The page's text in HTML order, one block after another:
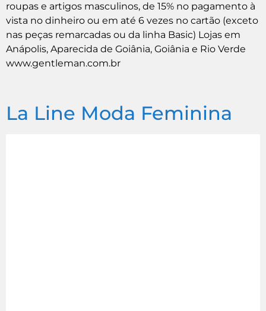
roupas e artigos masculinos, de 15% no pagamento à
vista no dinheiro ou em até 6 vezes no cartão (exceto
nas peças remarcadas ou da linha Basic) Lojas em
Anápolis, Aparecida de Goiânia, Goiânia e Rio Verde
www.gentleman.com.br
La Line Moda Feminina